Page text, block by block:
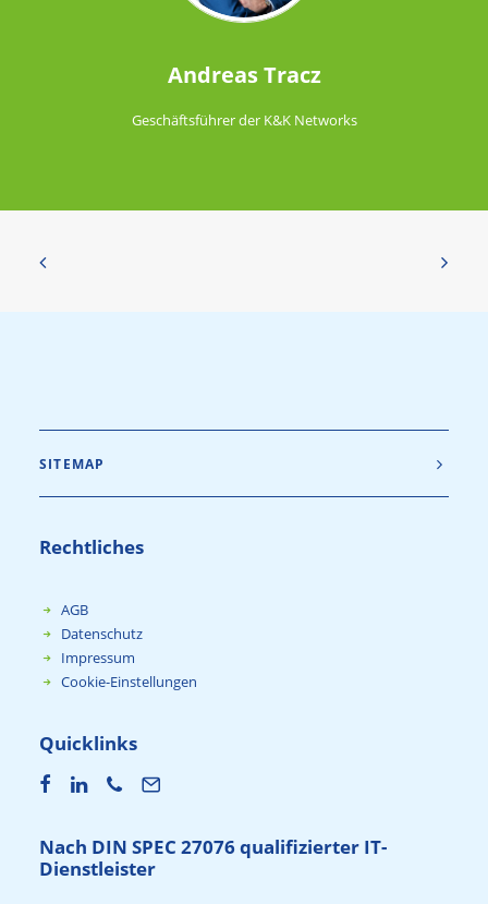
Andreas Tracz
Geschäftsführer der K&K Networks
SITEMAP
Rechtliches
AGB
Datenschutz
Impressum
Cookie-Einstellungen
Quicklinks
Nach DIN SPEC 27076 qualifizierter IT-
Dienstleister